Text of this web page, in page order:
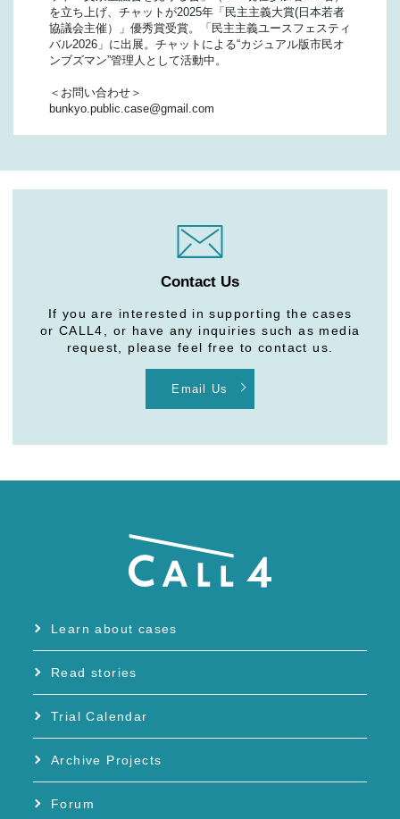
を立ち上げ、チャットが2025年「民主主義大賞(日本若者
協議会主催）」優秀賞受賞。「民主主義ユースフェスティ
バル2026」に出展。チャットによる“カジュアル版市民オ
ンブズマン”管理人として活動中。
＜お問い合わせ＞
bunkyo.public.case@gmail.com
Contact Us
If you are interested in supporting the cases
or CALL4, or have any inquiries such as media
request, please feel free to contact us.
Email Us
Learn about cases
Read stories
Trial Calendar
Archive Projects
Forum